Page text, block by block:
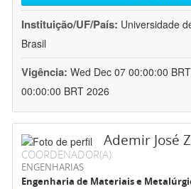
Instituição/UF/País: Universidade
Brasil
Vigência: Wed Dec 07 00:00:00
00:00:00 BRT 2026
Ademir José
COORDENADOR(A)
ENGENHARIAS
Engenharia de Materiais e